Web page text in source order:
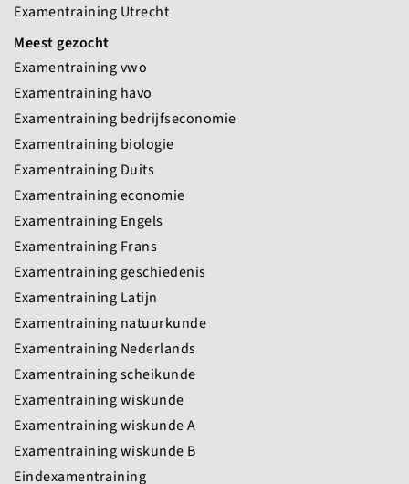
Examentraining Utrecht
Meest gezocht
Examentraining vwo
Examentraining havo
Examentraining bedrijfseconomie
Examentraining biologie
Examentraining Duits
Examentraining economie
Examentraining Engels
Examentraining Frans
Examentraining geschiedenis
Examentraining Latijn
Examentraining natuurkunde
Examentraining Nederlands
Examentraining scheikunde
Examentraining wiskunde
Examentraining wiskunde A
Examentraining wiskunde B
Eindexamentraining